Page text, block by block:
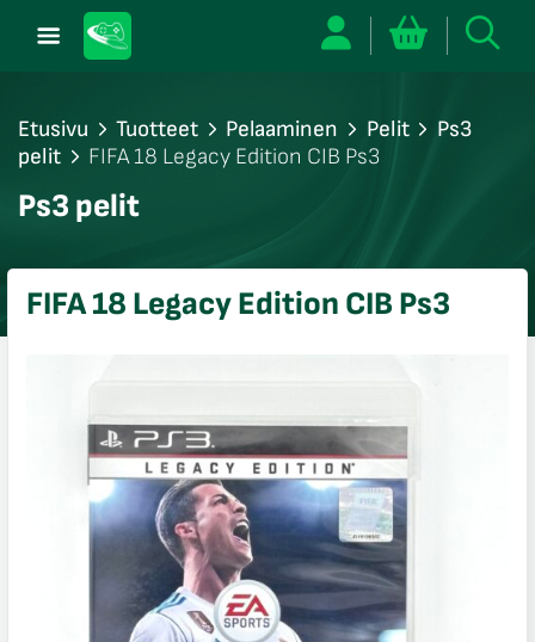
Etusivu Tuotteet Pelaaminen Pelit
Ps3
pelit
FIFA 18 Legacy Edition CIB Ps3
Ps3 pelit
FIFA 18 Legacy Edition CIB Ps3
sulje
sulje